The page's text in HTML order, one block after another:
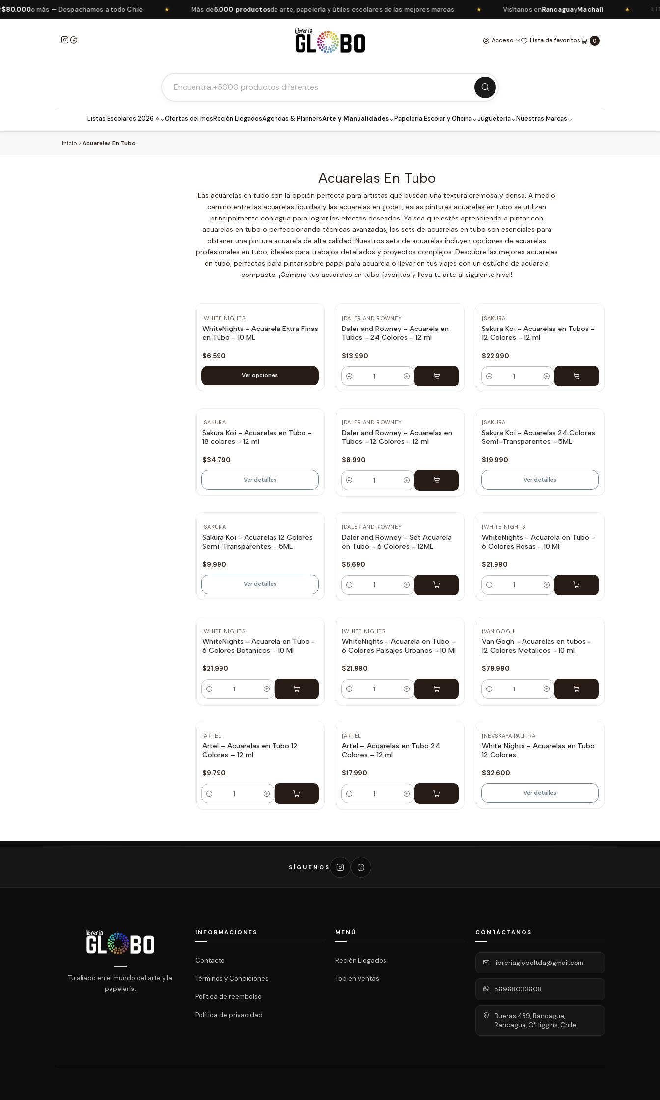
o más — Despachamos a todo Chile Más de5.000 productosde arte, papelería y útiles escolares de las mejores marcas Visítanos enRancaguayMachalí
Acceso Lista de favoritos 0
Listas Escolares 2026 ⭐ Ofertas del mesRecién LlegadosAgendas & PlannersArte y Manualidades Papeleria Escolar y Oficina Juguetería Nuestras Marcas
Inicio Acuarelas En Tubo
Acuarelas En Tubo
Las acuarelas en tubo son la opción perfecta para artistas que buscan una textura cremosa y densa. A medio
camino entre las acuarelas líquidas y las acuarelas en godet, estas pinturas acuarelas en tubo se utilizan
principalmente con agua para lograr los efectos deseados. Ya sea que estés aprendiendo a pintar con
acuarelas en tubo o perfeccionando técnicas avanzadas, los sets de acuarelas en tubo son esenciales para
obtener una pintura acuarela de alta calidad. Nuestros sets de acuarelas incluyen opciones de acuarelas
profesionales en tubo, ideales para trabajos detallados y proyectos complejos. Descubre las mejores acuarelas
en tubo, perfectas para pintar sobre papel para acuarela o llevar en tus viajes con un estuche de acuarela
compacto. ¡Compra tus acuarelas en tubo favoritas y lleva tu arte al siguiente nivel!
|WHITE NIGHTS
WhiteNights - Acuarela Extra Finas
en Tubo - 10 ML
$6.590
Ver opciones
| DALER AND ROWNEY
Daler and Rowney - Acuarela en
Tubos - 24 Colores - 12 ml
$13.990
Cantidad
|SAKURA
Sakura Koi - Acuarelas en Tubos -
12 Colores - 12 ml
$22.990
Cantidad
No disponible
|SAKURA
Sakura Koi - Acuarelas en Tubo -
18 colores - 12 ml
$34.790
Ver detalles
| DALER AND ROWNEY
Daler and Rowney - Acuarelas en
Tubos - 12 Colores - 12 ml
$8.990
Cantidad
No disponible
|SAKURA
Sakura Koi - Acuarelas 24 Colores
Semi-Transparentes - 5ML
$19.990
Ver detalles
No disponible
|SAKURA
Sakura Koi - Acuarelas 12 Colores
Semi-Transparentes - 5ML
$9.990
Ver detalles
| DALER AND ROWNEY
Daler and Rowney - Set Acuarela
en Tubo - 6 Colores - 12ML
$5.690
Cantidad
|WHITE NIGHTS
WhiteNights - Acuarela en Tubo -
6 Colores Rosas - 10 Ml
$21.990
Cantidad
|WHITE NIGHTS
WhiteNights - Acuarela en Tubo -
6 Colores Botanicos - 10 Ml
$21.990
Cantidad
|WHITE NIGHTS
WhiteNights - Acuarela en Tubo -
6 Colores Paisajes Urbanos - 10 Ml
$21.990
Cantidad
|VAN GOGH
Van Gogh - Acuarelas en tubos -
12 Colores Metalicos - 10 ml
$79.990
Cantidad
|ARTEL
Artel – Acuarelas en Tubo 12
Colores – 12 ml
$9.790
Cantidad
| ARTEL
Artel – Acuarelas en Tubo 24
Colores – 12 ml
$17.990
Cantidad
Agotado
| NEVSKAYA PALITRA
White Nights - Acuarelas en Tubo
12 Colores
$32.600
Ver detalles
SÍGUENOS
Tu aliado en el mundo del arte y la
papelería.
INFORMACIONES
Contacto
Términos y Condiciones
Política de reembolso
Política de privacidad
MENÚ
Recién Llegados
Top en Ventas
CONTÁCTANOS
libreriagloboltda@gmail.com
56968033608
Bueras 439, Rancagua,
Rancagua, O'Higgins, Chile